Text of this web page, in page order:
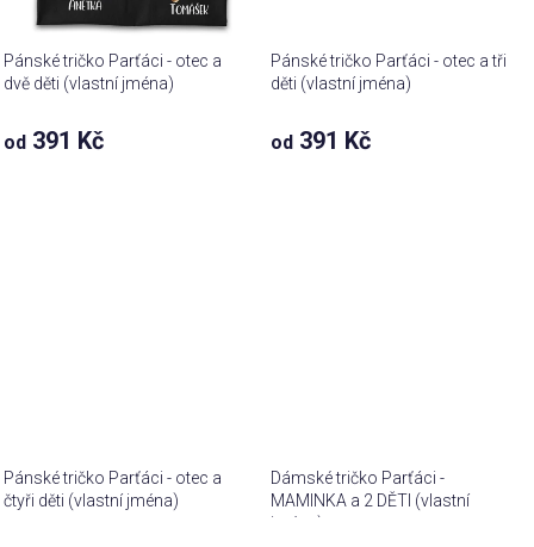
Pánské tričko Parťáci - otec a
dvě děti (vlastní jména)
od 391 Kč
Pánské tričko Parťáci - otec a tři
děti (vlastní jména)
od 391 Kč
Pánské tričko Parťáci - otec a
čtyři děti (vlastní jména)
Dámské tričko Parťáci -
MAMINKA a 2 DĚTI (vlastní
jména)